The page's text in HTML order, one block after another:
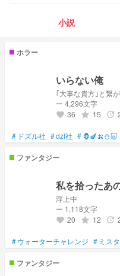
魔法少女サイト…管理人弐🎭👊
僕のファンマ
小説
ホラー
いらない俺
｢大事な貴方｣と繋
ー 4,296文字
favorite 36 grade 15 update
# ドズル社 #dzl社 # 🦍🍆🍌⛄️🐷
ファンタジー
私を拾ったあ
浮上中
ー 1,118文字
favorite 20 grade 12 update
#ウォーターチャレンジ # ミス
ファンタジー